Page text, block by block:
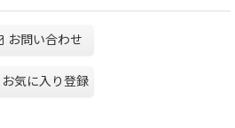
お問い合わせ
お気に入り登録